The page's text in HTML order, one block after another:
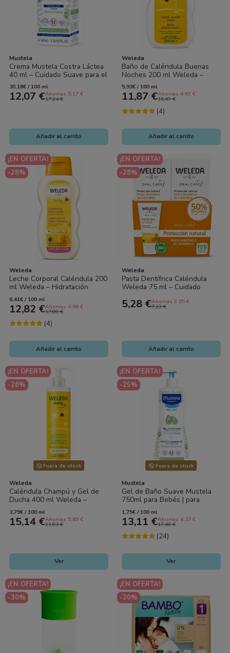
Mustela
Crema Mustela Costra Láctea
40 ml – Cuidado Suave para el
Cuero Cabelludo del Bebé
30,18€ / 100 ml
12,07 €Ahorras 5.17 €
17,24 €
Añadir al carrito
Weleda
Baño de Caléndula Buenas
Noches 200 ml Weleda –
Rutina Relajante para Bebé
5,93€ / 100 ml
11,87 €Ahorras 4.62 €
16,49 €
(4)
Añadir al carrito
¡EN OFERTA!
-28%
Weleda
Leche Corporal Caléndula 200
ml Weleda – Hidratación
Suave para la Piel del Bebé
6,41€ / 100 ml
12,82 €Ahorras 4.98 €
17,80 €
(4)
Añadir al carrito
¡EN OFERTA!
-28%
Weleda
Pasta Dentífrica Caléndula
Weleda 75 ml – Cuidado
toda la...
5,28 €Ahorras 2.05 €
7,33 €
Añadir al carrito
¡EN OFERTA!
-28%
Fuera de stock
Weleda
Caléndula Champú y Gel de
Ducha 400 ml Weleda –
Limpieza Suave para Bebé y
Formato Ahorro
3,79€ / 100 ml
15,14 €Ahorras 5.89 €
21,03 €
Ver
¡EN OFERTA!
-25%
Fuera de stock
Mustela
Gel de Baño Suave Mustela
750ml para Bebés | para
Cuerpo y Cabello del Bebé
1,75€ / 100 ml
13,11 €Ahorras 4.37 €
17,48 €
(24)
Ver
¡EN OFERTA!
-30%
¡EN OFERTA!
-20%